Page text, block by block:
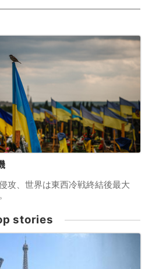
攻、世界は東西冷戦終結後最大
stories